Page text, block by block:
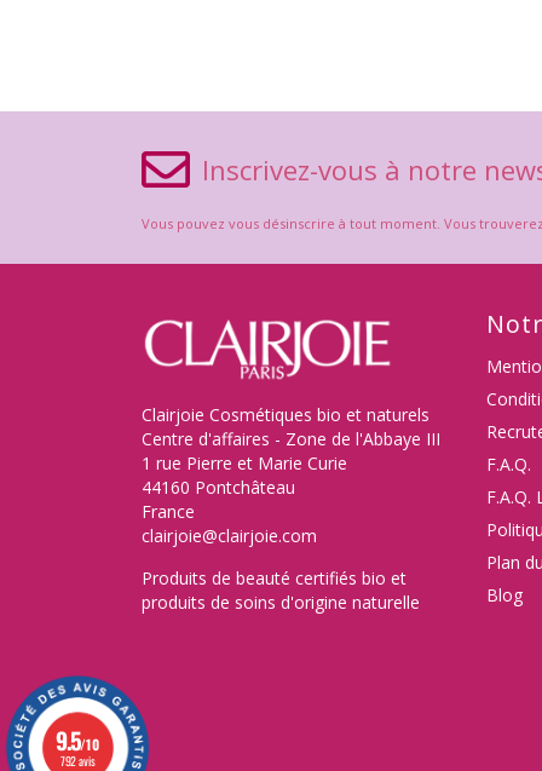
Inscrivez-vous à notre
Vous pouvez vous désinscrire à tout moment. Vous
Clairjoie Cosmétiques bio et naturels
Centre d'affaires - Zone de l'Abbaye III
1 rue Pierre et Marie Curie
44160 Pontchâteau
France
clairjoie@clairjoie.com
Produits de beauté certifiés bio et
produits de soins d'origine naturelle
F.A.Q.
F.A.Q.
Plan
Blog
9.5/10
792 avis